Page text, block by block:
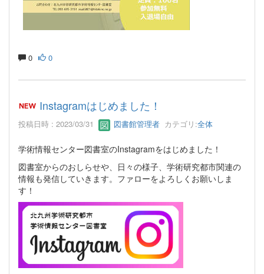
0 0
Instagramはじめました！
投稿日時 : 2023/03/31 図書館管理者 カテゴリ:全体
学術情報センター図書室のInstagramをはじめました！
図書室からのおしらせや、日々の様子、学術研究都市関連の
情報も発信していきます。ファローをよろしくお願いしま
す！